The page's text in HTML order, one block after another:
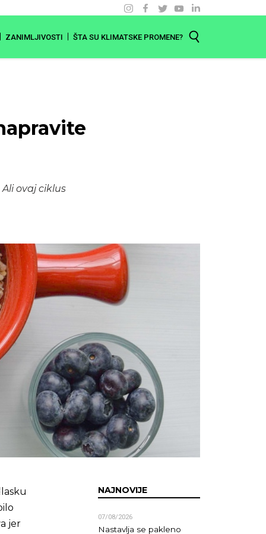
ZANIMLJIVOSTI ŠTA SU KLIMATSKE PROMENE?
ovaj ciklus
jer
NAJNOVIJE
07/08/2026
Nastavlja se pakleno